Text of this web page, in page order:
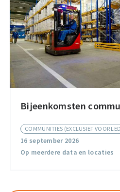
Bijeenkomsten
COMMUNITIES (EXCLUSIEF VOOR
16 september 2026
Op meerdere data en locaties
Bijeenkomsten
Veiligheid